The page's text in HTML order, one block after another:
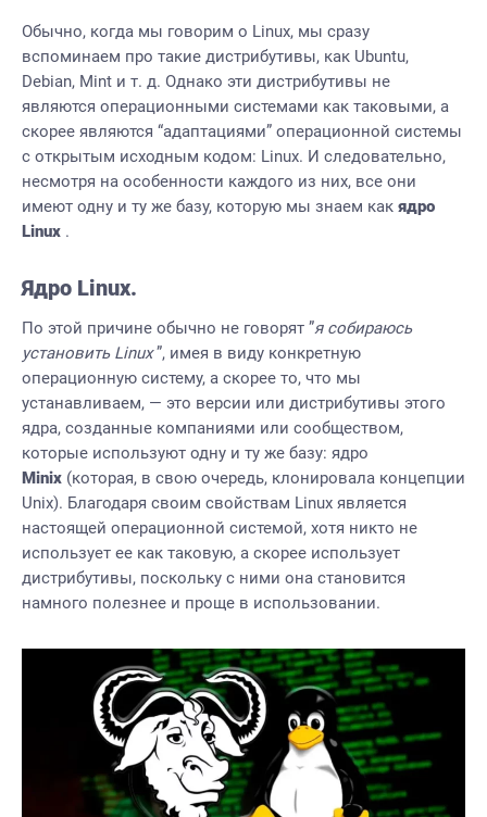
Обычно, когда мы говорим о Linux, мы сразу
вспоминаем про такие дистрибутивы, как Ubuntu,
Debian, Mint и т. д. Однако эти дистрибутивы не
являются операционными системами как таковыми, а
скорее являются “адаптациями” операционной системы
с открытым исходным кодом: Linux. И следовательно,
несмотря на особенности каждого из них, все они
имеют одну и ту же базу, которую мы знаем как ядро
Linux .
Ядро Linux.
По этой причине обычно не говорят ”я собираюсь
установить Linux”, имея в виду конкретную
операционную систему, а скорее то, что мы
устанавливаем, — это версии или дистрибутивы этого
ядра, созданные компаниями или сообществом,
которые используют одну и ту же базу: ядро
Minix (которая, в свою очередь, клонировала концепции
Unix). Благодаря своим свойствам Linux является
настоящей операционной системой, хотя никто не
использует ее как таковую, а скорее использует
дистрибутивы, поскольку с ними она становится
намного полезнее и проще в использовании.